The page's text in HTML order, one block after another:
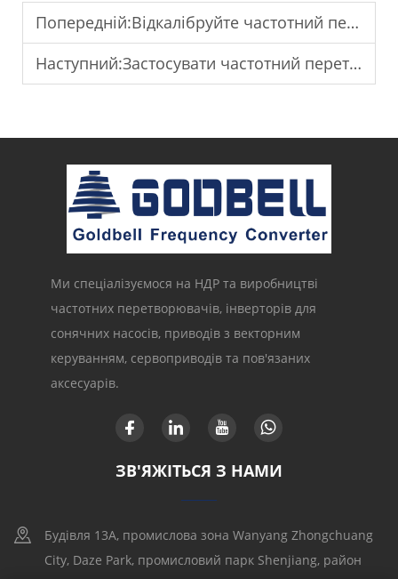
Попередній:Відкалібруйте частотний перетворювач (ЧП) для стабільної роботи.
Наступний:Застосувати частотний перетворювач змінного струму (VFD) для промислових насосних систем.
Ми спеціалізуємося на НДР та виробництві
частотних перетворювачів, інверторів для
сонячних насосів, приводів з векторним
керуванням, сервоприводів та пов'язаних
аксесуарів.
ЗВ'ЯЖІТЬСЯ З НАМИ
Будівля 13A, промислова зона Wanyang Zhongchuang
City, Daze Park, промисловий парк Shenjiang, район